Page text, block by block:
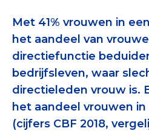
Data &
Betrouwbare data
CBF-publicaties
State of the Sector
Met 41% vrouwen in
het aandeel van
directiefunctie
bedrijfsleven, waar
directieleden vrouw is.
het aandeel vrouwen
(cijfers CBF 2018,